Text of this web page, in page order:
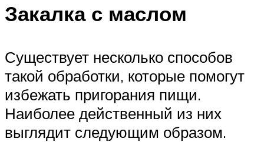
Закалка с маслом
Существует несколько способов
такой обработки, которые помогут
избежать пригорания пищи.
Наиболее действенный из них
выглядит следующим образом.